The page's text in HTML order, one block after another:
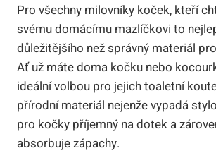
Pro všechny milovníky koček, kteří
svému domácímu mazlíčkovi to
důležitějšího než správný materiál
Ať už máte doma kočku nebo
ideální volbou pro jejich toaletní
přírodní materiál nejenže vypadá
pro kočky příjemný na dotek a
absorbuje zápachy.